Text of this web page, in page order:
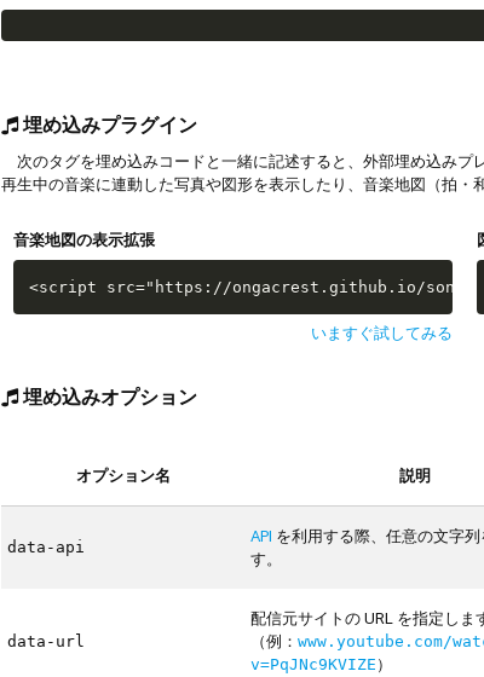
埋め込みプラグイン
次のタグを埋め込みコードと一緒に記述すると、外部埋め込みプ
再生中の音楽に連動した写真や図形を表示したり、音楽地図（拍・
音楽地図の表示拡張
<script src="https://ongacrest.github.io/
いますぐ試してみる
埋め込みオプション
オプション名 説明
data-api
API を利用する際、任意の文字列
す。
data-url
配信元サイトの URL を指定しま
（例：www.youtube.com/
v=PqJNc9KVIZE ）